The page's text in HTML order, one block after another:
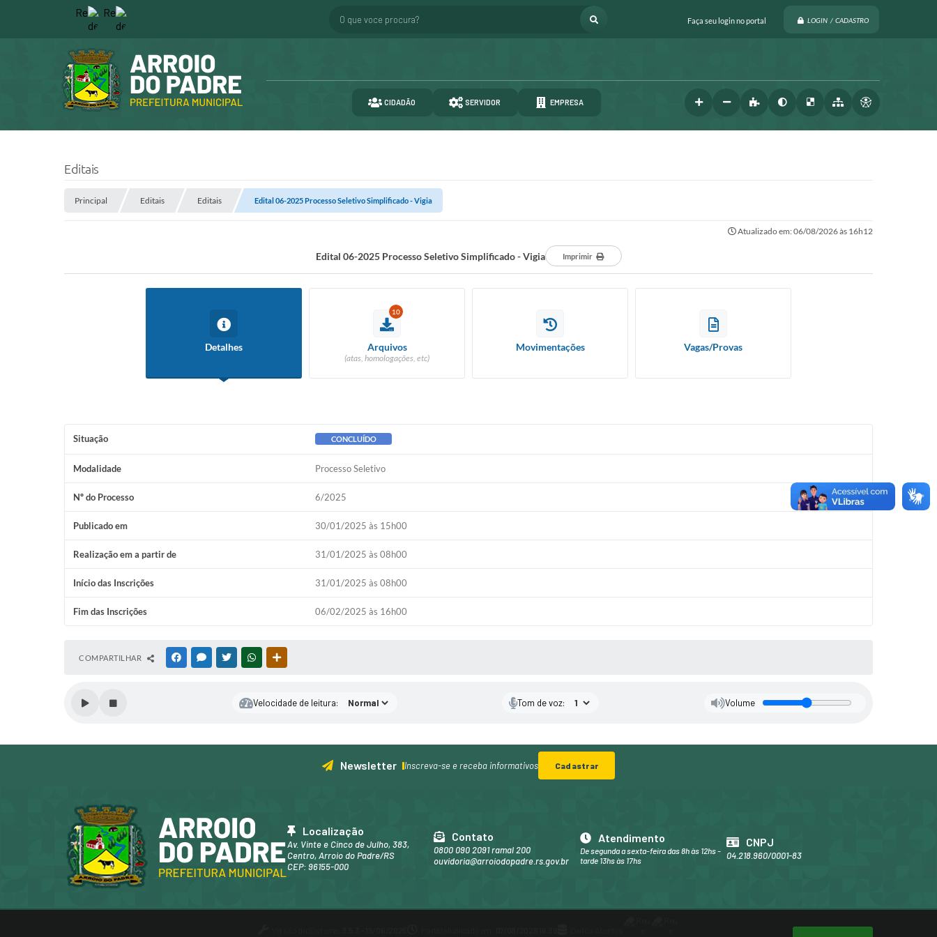
Faça seu login no portal LOGIN / CADASTRO
O que voce procura?
CIDADÃO SERVIDOR EMPRESA
Editais
Principal Editais Editais Edital 06-2025 Processo Seletivo Simplificado - Vigia
Atualizado em: 06/08/2026 às 16h12
Edital 06-2025 Processo Seletivo Simplificado - Vigia Imprimir
Detalhes
10
Arquivos
(atas, homologações, etc)
Movimentações Vagas/Provas
Situação CONCLUÍDO
Modalidade Processo Seletivo
Nº do Processo 6/2025
Publicado em 30/01/2025 às 15h00
Realização em a partir de 31/01/2025 às 08h00
Início das Inscrições 31/01/2025 às 08h00
Fim das Inscrições 06/02/2025 às 16h00
COMPARTILHAR FACEBOOKMESSENGER
TWITTERWHATSAPP
Velocidade de leitura: Tom de voz: Volume
Newsletter Inscreva-se e receba informativos Cadastrar
Localização
Av. Vinte e Cinco de Julho, 383,
Centro, Arroio do Padre/RS
CEP: 96155-000
Contato
0800 090 2091 ramal 200
ouvidoria@arroiodopadre.rs.gov.br
Atendimento
De segunda a sexta-feira das 8h às 12hs -
tarde 13hs às 17hs
CNPJ
04.218.960/0001-83